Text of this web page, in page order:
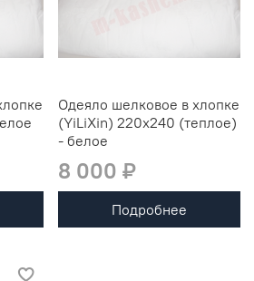
Одеяло шелковое в хлопке
(YiLiXin) 220x240 (теплое)
- белое
8 000 ₽
Подробнее